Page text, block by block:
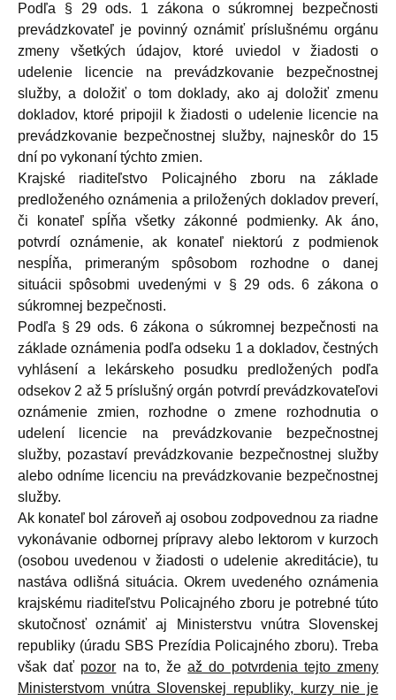
Podľa § 29 ods. 1 zákona o súkromnej bezpečnosti
prevádzkovateľ je povinný oznámiť príslušnému orgánu
zmeny všetkých údajov, ktoré uviedol v žiadosti o
udelenie licencie na prevádzkovanie bezpečnostnej
služby, a doložiť o tom doklady, ako aj doložiť zmenu
dokladov, ktoré pripojil k žiadosti o udelenie licencie na
prevádzkovanie bezpečnostnej služby, najneskôr do 15
dní po vykonaní týchto zmien.
Krajské riaditeľstvo Policajného zboru na základe
predloženého oznámenia a priložených dokladov preverí,
či konateľ spĺňa všetky zákonné podmienky. Ak áno,
potvrdí oznámenie, ak konateľ niektorú z podmienok
nespĺňa, primeraným spôsobom rozhodne o danej
situácii spôsobmi uvedenými v § 29 ods. 6 zákona o
súkromnej bezpečnosti.
Podľa § 29 ods. 6 zákona o súkromnej bezpečnosti na
základe oznámenia podľa odseku 1 a dokladov, čestných
vyhlásení a lekárskeho posudku predložených podľa
odsekov 2 až 5 príslušný orgán potvrdí prevádzkovateľovi
oznámenie zmien, rozhodne o zmene rozhodnutia o
udelení licencie na prevádzkovanie bezpečnostnej
služby, pozastaví prevádzkovanie bezpečnostnej služby
alebo odníme licenciu na prevádzkovanie bezpečnostnej
služby.
Ak konateľ bol zároveň aj osobou zodpovednou za riadne
vykonávanie odbornej prípravy alebo lektorom v kurzoch
(osobou uvedenou v žiadosti o udelenie akreditácie), tu
nastáva odlišná situácia. Okrem uvedeného oznámenia
krajskému riaditeľstvu Policajného zboru je potrebné túto
skutočnosť oznámiť aj Ministerstvu vnútra Slovenskej
republiky (úradu SBS Prezídia Policajného zboru). Treba
však dať pozor na to, žeaž do potvrdenia tejto zmeny
Ministerstvom vnútra Slovenskej republiky, kurzy nie je